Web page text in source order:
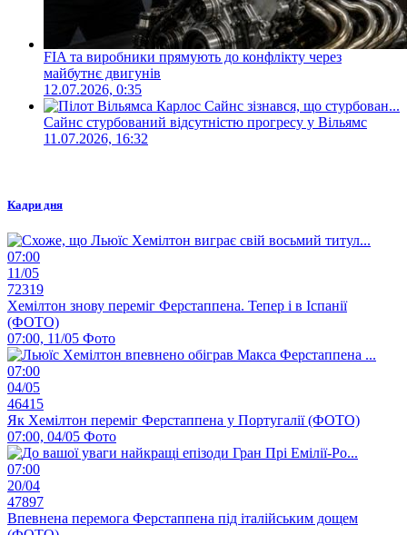
FIA та виробники прямують до конфлікту через
майбутнє двигунів
12.07.2026, 0:35
Сайнс стурбований відсутністю прогресу у Вільямс
11.07.2026, 16:32
Кадри дня
07:00
11/05
72319
Хемілтон знову переміг Ферстаппена. Тепер і в Іспанії
(ФОТО)
07:00, 11/05 Фото
07:00
04/05
46415
Як Хемілтон переміг Ферстаппена у Португалії (ФОТО)
07:00, 04/05 Фото
07:00
20/04
47897
Впевнена перемога Ферстаппена під італійським дощем